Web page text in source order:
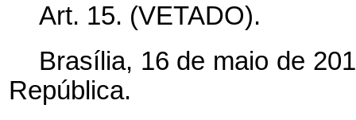
Art. 15. (VETADO).
Brasília, 16 de maio de
República.